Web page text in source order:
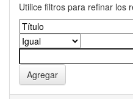
Utilice filtros para refinar los